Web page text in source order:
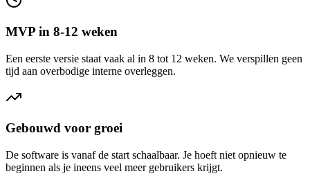
MVP in 8-12 weken
Een eerste versie staat vaak al in 8 tot 12 weken. We verspillen geen
tijd aan overbodige interne overleggen.
Gebouwd voor groei
De software is vanaf de start schaalbaar. Je hoeft niet opnieuw te
beginnen als je ineens veel meer gebruikers krijgt.